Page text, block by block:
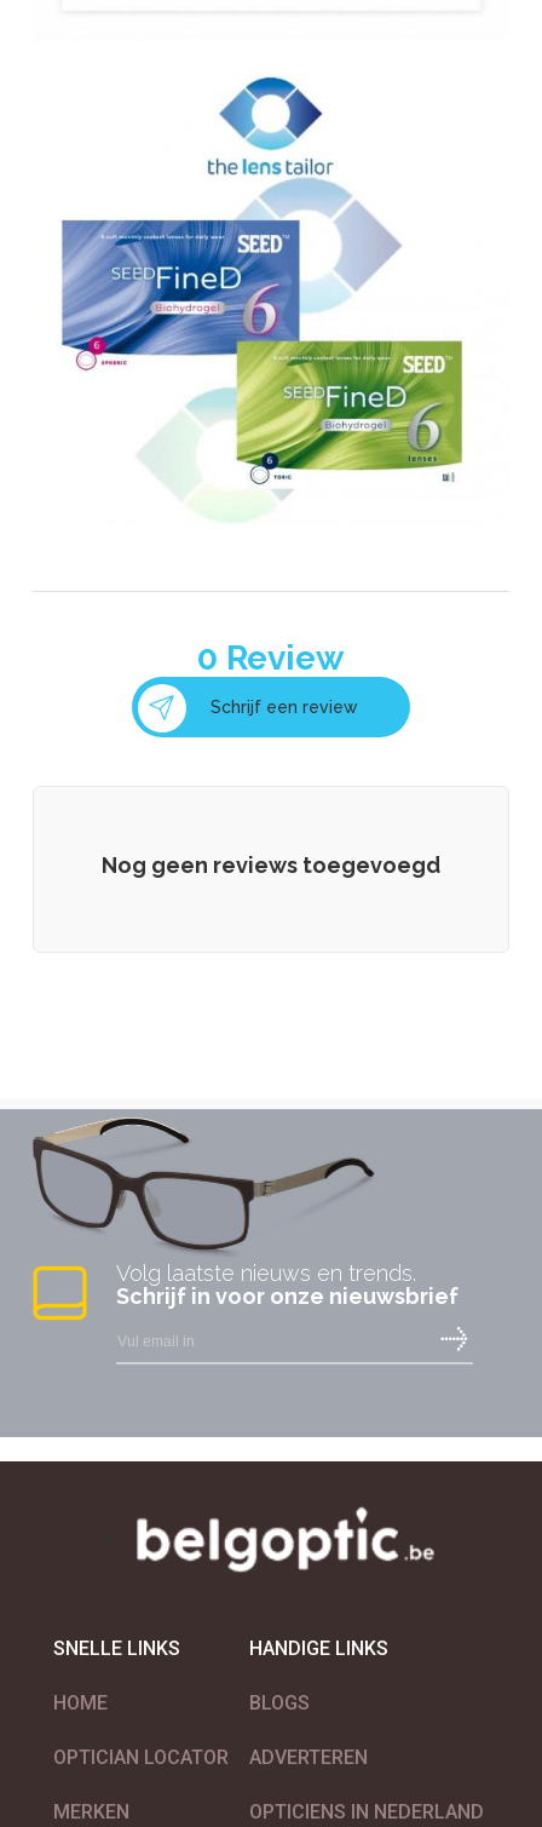
0 Review
Schrijf een review
Nog geen reviews toegevoegd
Volg laatste nieuws en trends.
Schrijf in voor onze nieuwsbrief
SNELLE LINKS
HOME
OPTICIAN LOCATOR
MERKEN
HANDIGE LINKS
BLOGS
ADVERTEREN
OPTICIENS IN NEDERLAND